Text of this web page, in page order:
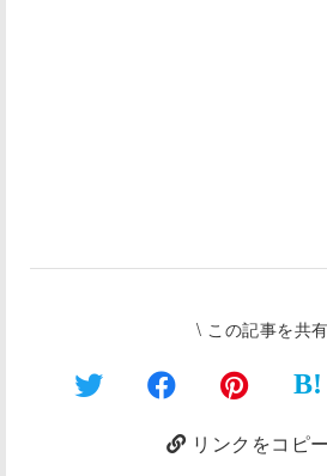
\ この記事を共
B!
リンクをコピ